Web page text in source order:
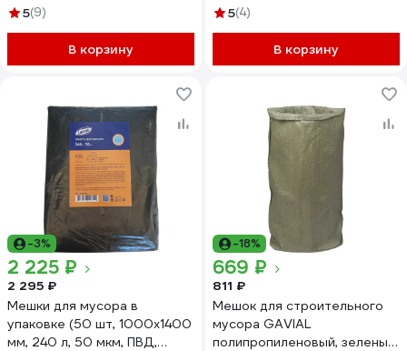
мкм, 90x120см 702682
5(9)
В корзину
728842
5(4)
В корзину
-3%
2 225 ₽
2 295 ₽
Мешки для мусора в
упаковке (50 шт, 1000х1400
мм, 240 л, 50 мкм, ПВД,
-18%
669 ₽
811 ₽
Мешок для строительного
мусора GAVIAL
полипропиленовый, зеленый,